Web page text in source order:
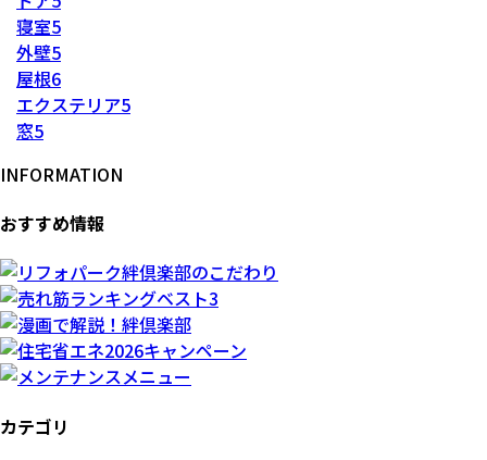
寝室5
外壁5
屋根6
エクステリア5
窓5
INFORMATION
おすすめ情報
カテゴリ